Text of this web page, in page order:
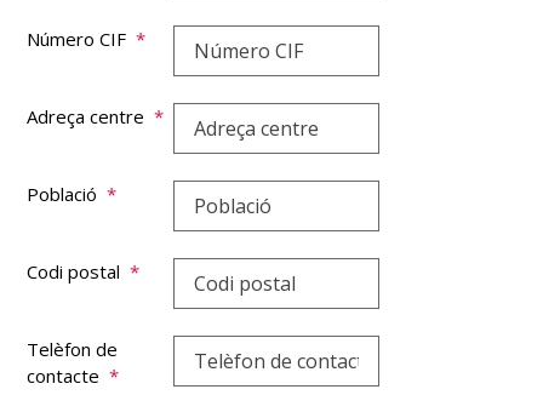
Número CIF*
Adreça centre*
Població*
Codi postal*
Telèfon de
contacte*